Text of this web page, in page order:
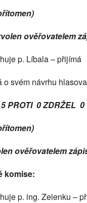
ověřovatelem
p. Líbala – přijímá
o svém návrhu
PROTI 0 ZDRŽEL 0
ověřovatelem
komise:
p. ing. Zelenku –